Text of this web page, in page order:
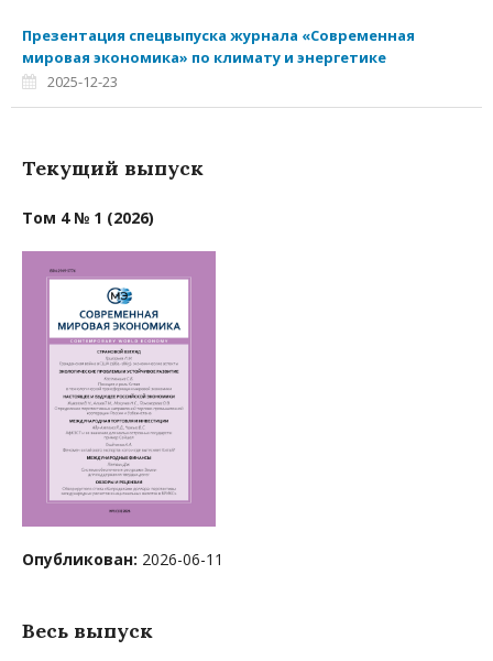
Презентация спецвыпуска журнала «Современная
мировая экономика» по климату и энергетике
2025-12-23
Текущий выпуск
Том 4 № 1 (2026)
Опубликован: 2026-06-11
Весь выпуск